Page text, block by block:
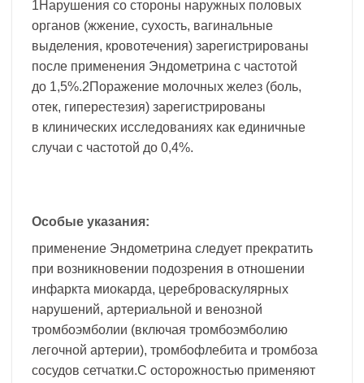
1Нарушения со стороны наружных половых
органов (жжение, сухость, вагинальные
выделения, кровотечения) зарегистрированы
после применения Эндометрина с частотой
до 1,5%.2Поражение молочных желез (боль,
отек, гиперестезия) зарегистрированы
в клинических исследованиях как единичные
случаи с частотой до 0,4%.
Особые указания:
применение Эндометрина следует прекратить
при возникновении подозрения в отношении
инфаркта миокарда, цереброваскулярных
нарушений, артериальной и венозной
тромбоэмболии (включая тромбоэмболию
легочной артерии), тромбофлебита и тромбоза
сосудов сетчатки.С осторожностью применяют